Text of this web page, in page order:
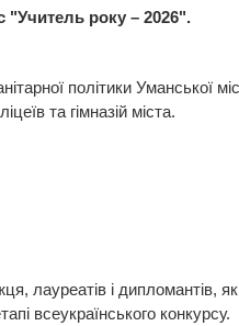
"Учитель року – 2026".
політики Уманської
та гімназій міста.
лауреатів і дипломантів,
всеукраїнського конкурсу.